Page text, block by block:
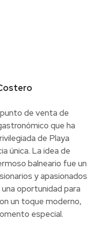
de venta de
que ha
de Playa
única. La idea de
balneario fue un
y apasionados
oportunidad para
un toque moderno,
especial.